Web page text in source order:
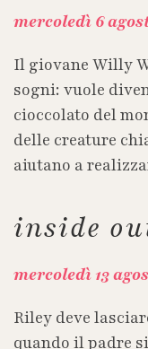
mercoledì 6
Il giovane Willy
sogni: vuole
cioccolato del
delle creature
aiutano a
inside
mercoledì 13
Riley deve
quando il padre